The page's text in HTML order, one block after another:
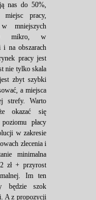
nas do 50%,
pracy,
mniejszych
mikro, w
i na obszarach
pracy jest
nie tylko skala
zbyt szybki
a miejsca
strefy. Warto
okazać się
płacy
w zakresie
zlecenia i
minimalna
zł + przyrost
Im ten
będzie szok
A z propozycji